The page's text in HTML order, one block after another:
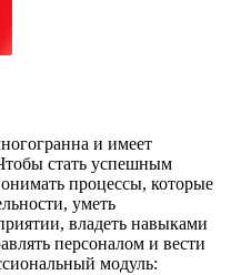
и имеет
стать успешным
процессы, которые
уметь
владеть навыками
персоналом и вести
модуль: